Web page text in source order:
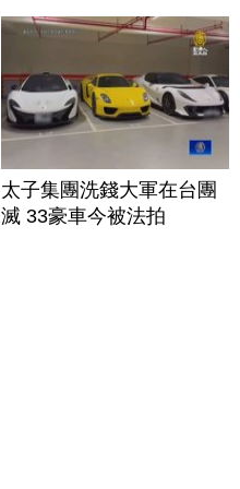
太子集團洗錢大軍在台團
滅 33豪車今被法拍